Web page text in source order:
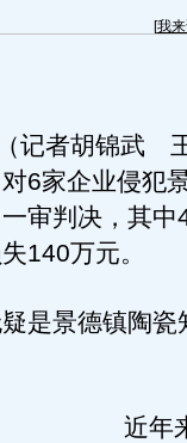
[我
者胡锦武
6家企业侵犯
审判决，其中
140万元。
景德镇陶瓷
近年